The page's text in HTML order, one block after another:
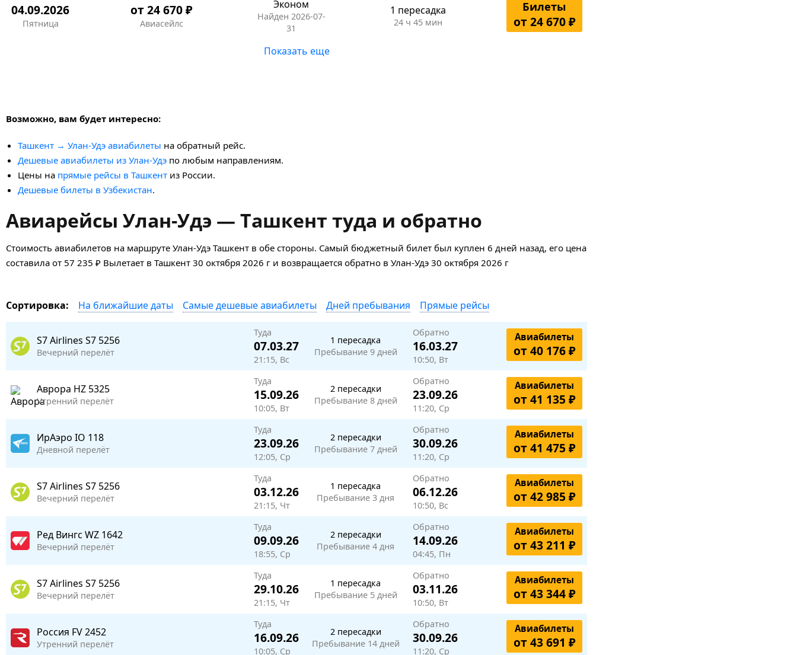
04.09.2026
Пятница
от 24 670 ₽
Авиасейлс
Эконом
Найден 2026-07-
31
1 пересадка
24 ч 45 мин
Билеты
от 24 670 ₽
Показать еще
Возможно, вам будет интересно:
Ташкент → Улан-Удэ авиабилеты на обратный рейс.
Дешевые авиабилеты из Улан-Удэ по любым направлениям.
Цены на прямые рейсы в Ташкент из России.
Дешевые билеты в Узбекистан.
Авиарейсы Улан-Удэ — Ташкент туда и обратно
Стоимость авиабилетов на маршруте Улан-Удэ Ташкент в обе стороны. Самый бюджетный билет был куплен 6 дней назад, его цена
составила от 57 235 ₽ Вылетает в Ташкент 30 октября 2026 г и возвращается обратно в Улан-Удэ 30 октября 2026 г
Сортировка: На ближайшие даты Самые дешевые авиабилеты Дней пребывания Прямые рейсы
S7 Airlines S7 5256
Вечерний перелёт
Туда
07.03.27
21:15, Вс
1 пересадка
Пребывание 9 дней
Обратно
16.03.27
10:50, Вт
Авиабилеты
от 40 176 ₽
Аврора HZ 5325
Утренний перелёт
Туда
15.09.26
10:05, Вт
2 пересадки
Пребывание 8 дней
Обратно
23.09.26
11:20, Ср
Авиабилеты
от 41 135 ₽
ИрАэро IO 118
Дневной перелёт
Туда
23.09.26
12:05, Ср
2 пересадки
Пребывание 7 дней
Обратно
30.09.26
11:20, Ср
Авиабилеты
от 41 475 ₽
S7 Airlines S7 5256
Вечерний перелёт
Туда
03.12.26
21:15, Чт
1 пересадка
Пребывание 3 дня
Обратно
06.12.26
10:50, Вс
Авиабилеты
от 42 985 ₽
Ред Вингс WZ 1642
Вечерний перелёт
Туда
09.09.26
18:55, Ср
2 пересадки
Пребывание 4 дня
Обратно
14.09.26
04:45, Пн
Авиабилеты
от 43 211 ₽
S7 Airlines S7 5256
Вечерний перелёт
Туда
29.10.26
21:15, Чт
1 пересадка
Пребывание 5 дней
Обратно
03.11.26
10:50, Вт
Авиабилеты
от 43 344 ₽
Россия FV 2452
Утренний перелёт
Туда
16.09.26
10:05, Ср
2 пересадки
Пребывание 14 дней
Обратно
30.09.26
11:20, Ср
Авиабилеты
от 43 691 ₽